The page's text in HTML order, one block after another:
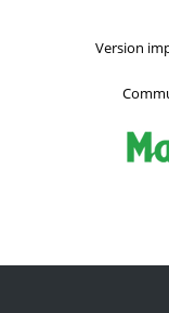
Version